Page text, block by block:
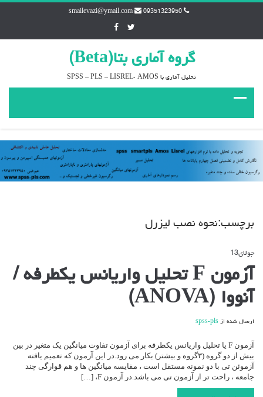
09351323950
smailevazi@ymail.com
گروه آماري بتا(Beta)
تحليل آماري با SPSS – PLS – LISREL- AMOS
برچسب:نحوه نصب ليزرل
جولای13
آزمون
تحلیل
واریانس
/
آزمون F تحلیل واریانس یکطرفه /
آنووا (ANOVA)
ارسال شده از spss-pls
آزمون F یا تحلیل واریانس یکطرفه برای آزمون تفاوت میانگین یک متغیر در بین
بیش از دو گروه (۳گروه و بیشتر) بکار می رود.در این آزمون که تعمیم یافته
آزموئن تی با دو نمونه مستقل است ، مقایسه میانگین ها و هم قوارگی چند
جامعه ، راحت تر از آزمون تی می باشد.در آزمون F، […]